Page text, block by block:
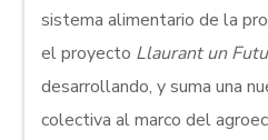
sistema alimentario de la
el proyecto Llaurant un
desarrollando, y suma una
colectiva al marco del